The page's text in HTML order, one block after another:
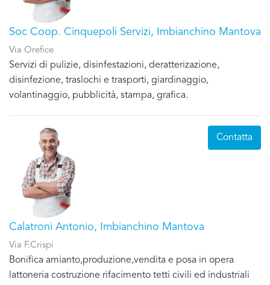
Soc Coop. Cinquepoli Servizi, Imbianchino Mantova
Via Orefice
Servizi di pulizie, disinfestazioni, deratterizazione,
disinfezione, traslochi e trasporti, giardinaggio,
volantinaggio, pubblicità, stampa, grafica.
Calatroni Antonio, Imbianchino Mantova
Via F.Crispi
Bonifica amianto,produzione,vendita e posa in opera
lattoneria costruzione rifacimento tetti civili ed industriali
Contatta